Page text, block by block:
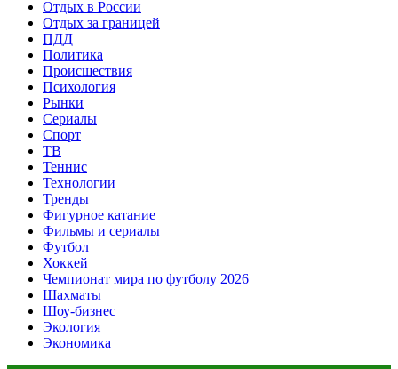
Отдых в России
Отдых за границей
ПДД
Политика
Происшествия
Психология
Рынки
Сериалы
Спорт
ТВ
Теннис
Технологии
Тренды
Фигурное катание
Фильмы и сериалы
Футбол
Хоккей
Чемпионат мира по футболу 2026
Шахматы
Шоу-бизнес
Экология
Экономика